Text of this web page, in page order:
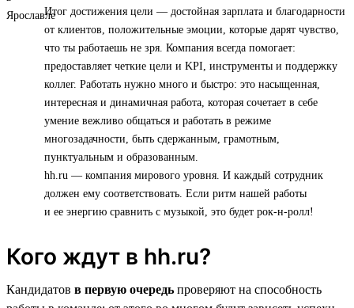
Итог достижения цели — достойная зарплата и благодарности
от клиентов, положительные эмоции, которые дарят чувство,
что ты работаешь не зря. Компания всегда помогает:
предоставляет четкие цели и KPI, инструменты и поддержку
коллег. Работать нужно много и быстро: это насыщенная,
интересная и динамичная работа, которая сочетает в себе
умение вежливо общаться и работать в режиме
многозадачности, быть сдержанным, грамотным,
пунктуальным и образованным.
hh.ru — компания мирового уровня. И каждый сотрудник
должен ему соответствовать. Если ритм нашей работы
и ее энергию сравнить с музыкой, это будет рок-н-ролл!
Кого ждут в hh.ru?
Кандидатов в первую очередь проверяют на способность